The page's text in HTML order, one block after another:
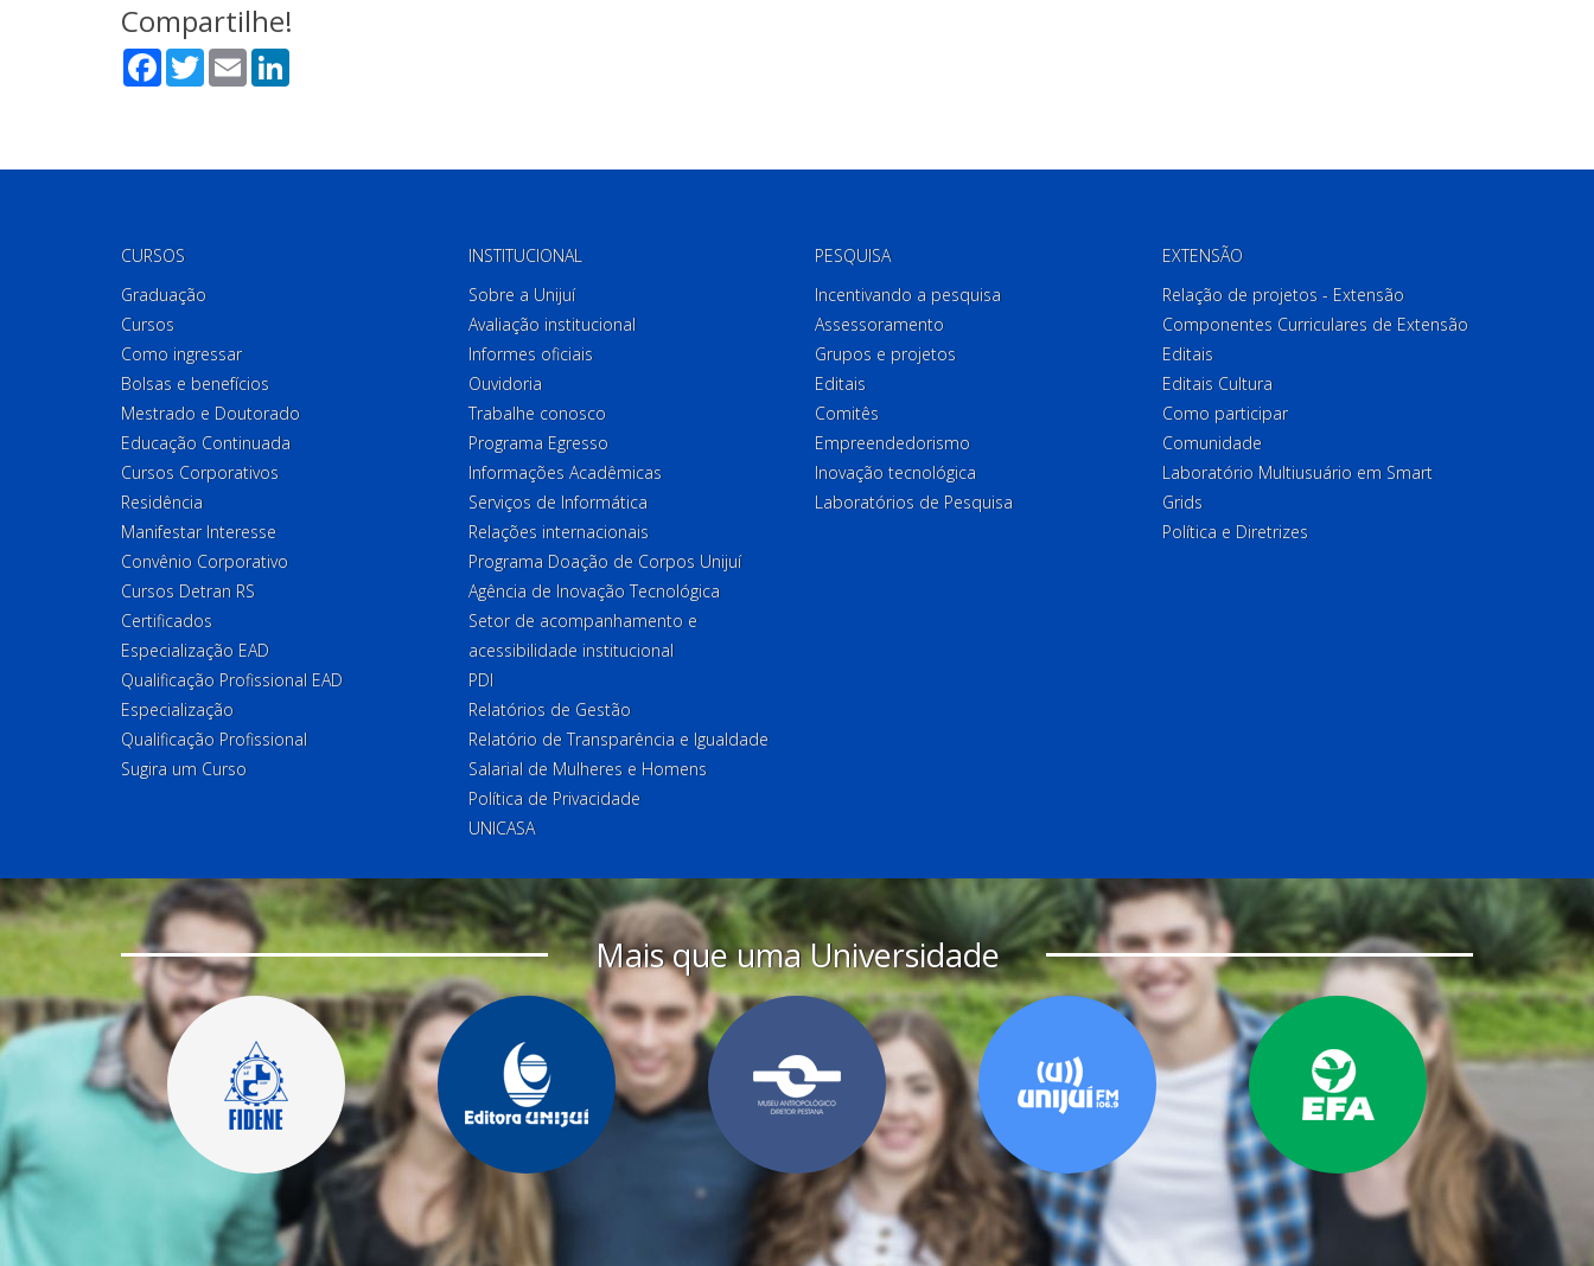
Compartilhe!
Facebook
TwitterEmail
CURSOS
Graduação
Cursos
Como ingressar
Bolsas e benefícios
Mestrado e Doutorado
Educação Continuada
Cursos Corporativos
Residência
Manifestar Interesse
Convênio Corporativo
Cursos Detran RS
Certificados
Especialização EAD
Qualificação Profissional EAD
Especialização
Qualificação Profissional
Sugira um Curso
INSTITUCIONAL
Sobre a Unijuí
Avaliação institucional
Informes oficiais
Ouvidoria
Trabalhe conosco
Programa Egresso
Informações Acadêmicas
Serviços de Informática
Relações internacionais
Programa Doação de Corpos Unijuí
Agência de Inovação Tecnológica
Setor de acompanhamento e
acessibilidade institucional
PDI
Relatórios de Gestão
Relatório de Transparência e Igualdade
Salarial de Mulheres e Homens
Política de Privacidade
UNICASA
PESQUISA
Incentivando a pesquisa
Assessoramento
Grupos e projetos
Editais
Comitês
Empreendedorismo
Inovação tecnológica
Laboratórios de Pesquisa
EXTENSÃO
Relação de projetos - Extensão
Componentes Curriculares de Extensão
Editais
Editais Cultura
Como participar
Comunidade
Laboratório Multiusuário em Smart
Grids
Política e Diretrizes
Mais que uma Universidade